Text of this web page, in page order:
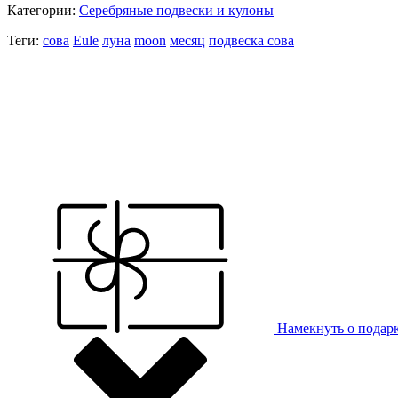
Категории: Серебряные подвески и кулоны
Теги: сова Eule луна moon месяц подвеска сова
Намекнуть о